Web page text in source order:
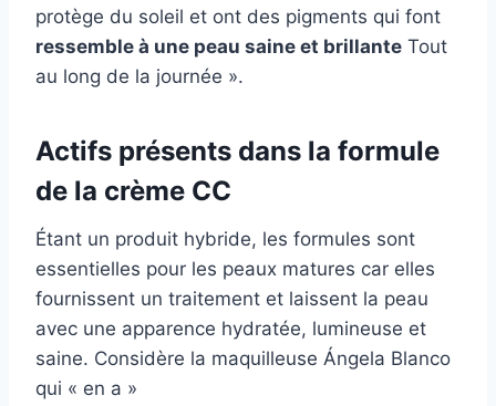
protège du soleil et ont des pigments qui font
ressemble à une peau saine et brillante Tout
au long de la journée ».
Actifs présents dans la formule
de la crème CC
Étant un produit hybride, les formules sont
essentielles pour les peaux matures car elles
fournissent un traitement et laissent la peau
avec une apparence hydratée, lumineuse et
saine. Considère la maquilleuse Ángela Blanco
qui « en a »